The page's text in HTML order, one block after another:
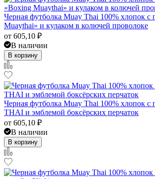
Черная футболка Muay Thai 100% хлопок
Muaythai» и кулаком в колючей проволоке
от 605,10 ₽
В наличии
В корзину
Черная футболка Muay Thai 100% хлопок
THAI и эмблемой боксёрских перчаток
от 605,10 ₽
В наличии
В корзину